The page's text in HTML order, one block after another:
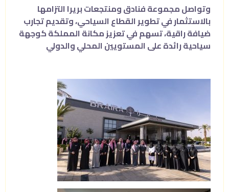
وتواصل مجموعة فنادق ومنتجعات بريرا التزامها
بالاستثمار في تطوير القطاع السياحي، وتقديم تجارب
ضيافة راقية، تسهم في تعزيز مكانة المملكة كوجهة
سياحية رائدة على المستويين المحلي والدولي